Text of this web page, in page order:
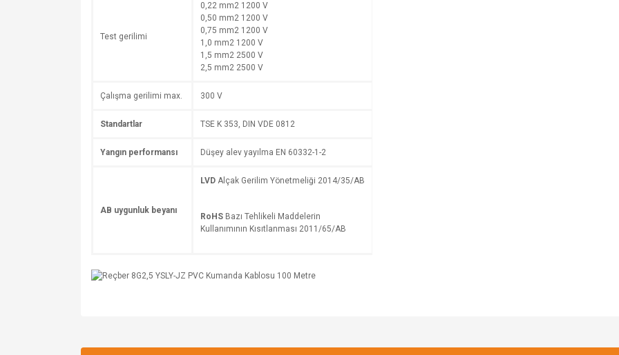
Test gerilimi
0,22 mm2 1200 V
0,50 mm2 1200 V
0,75 mm2 1200 V
1,0 mm2 1200 V
1,5 mm2 2500 V
2,5 mm2 2500 V
Çalışma gerilimi max. 300 V
Standartlar TSE K 353, DIN VDE 0812
Yangın performansı Düşey alev yayılma EN 60332-1-2
AB uygunluk beyanı
LVD Alçak Gerilim Yönetmeliği 2014/35/AB
RoHS Bazı Tehlikeli Maddelerin
Kullanımının Kısıtlanması 2011/65/AB